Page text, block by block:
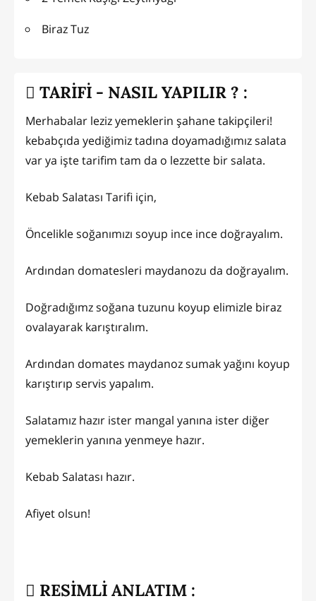
Biraz Tuz
TARİFİ - NASIL YAPILIR ? :
Merhabalar leziz yemeklerin şahane takipçileri!
kebabçıda yediğimiz tadına doyamadığımız salata
var ya işte tarifim tam da o lezzette bir salata.
Kebab Salatası Tarifi için,
Öncelikle soğanımızı soyup ince ince doğrayalım.
Ardından domatesleri maydanozu da doğrayalım.
Doğradığımz soğana tuzunu koyup elimizle biraz
ovalayarak karıştıralım.
Ardından domates maydanoz sumak yağını koyup
karıştırıp servis yapalım.
Salatamız hazır ister mangal yanına ister diğer
yemeklerin yanına yenmeye hazır.
Kebab Salatası hazır.
Afiyet olsun!
RESİMLİ ANLATIM :